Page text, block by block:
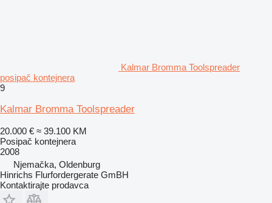
Kalmar Bromma Toolspreader
posipač kontejnera
9
Kalmar Bromma Toolspreader
20.000 € ≈ 39.100 KM
Posipač kontejnera
2008
Njemačka, Oldenburg
Hinrichs Flurfordergerate GmBH
Kontaktirajte prodavca